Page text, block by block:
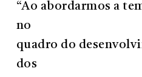
“Ao abordarmos a
no
quadro do
dos